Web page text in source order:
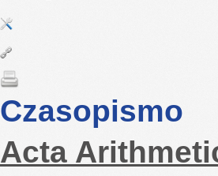
Czasopismo
Acta